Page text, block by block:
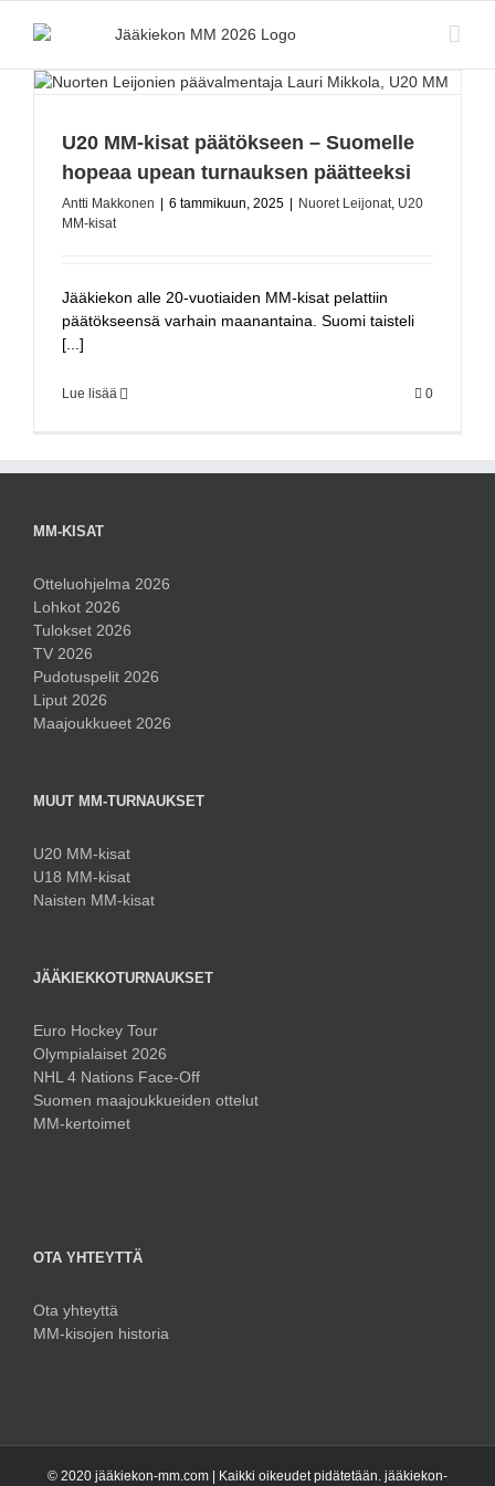
U20 MM-kisat päätökseen – Suomelle
hopeaa upean turnauksen päätteeksi
Antti Makkonen 6 tammikuun, 2025 Nuoret Leijonat, U20
MM-kisat
Jääkiekon alle 20-vuotiaiden MM-kisat pelattiin
päätökseensä varhain maanantaina. Suomi taisteli
[...]
Lue lisää 0
MM-KISAT
Otteluohjelma 2026
Lohkot 2026
Tulokset 2026
TV 2026
Pudotuspelit 2026
Liput 2026
Maajoukkueet 2026
MUUT MM-TURNAUKSET
U20 MM-kisat
U18 MM-kisat
Naisten MM-kisat
JÄÄKIEKKOTURNAUKSET
Euro Hockey Tour
Olympialaiset 2026
NHL 4 Nations Face-Off
Suomen maajoukkueiden ottelut
MM-kertoimet
OTA YHTEYTTÄ
Ota yhteyttä
MM-kisojen historia
© 2020 jääkiekon-mm.com | Kaikki oikeudet pidätetään. jääkiekon-